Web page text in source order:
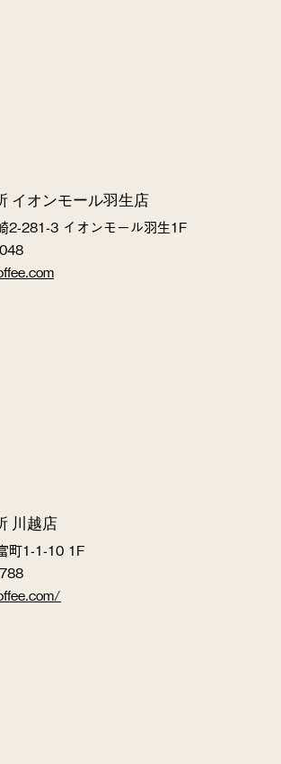
イオンモール羽生店
2-281-3 イオンモール羽生1F
川越店
町1-1-10 1F